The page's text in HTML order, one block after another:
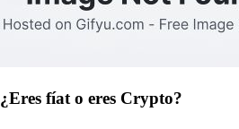
¿Eres fíat o eres Crypto?